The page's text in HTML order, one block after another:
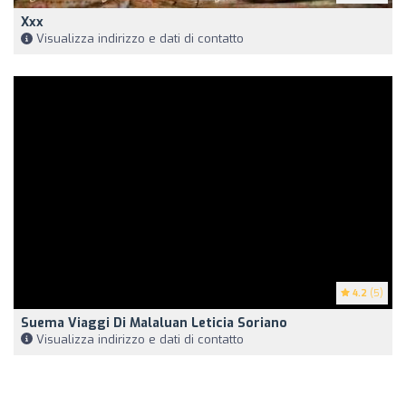
Xxx
Visualizza indirizzo e dati di contatto
4.2 (5)
Suema Viaggi Di Malaluan Leticia Soriano
Visualizza indirizzo e dati di contatto